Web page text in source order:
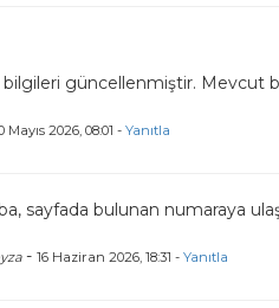
bilgileri güncellenmiştir. Mevcut
Mayıs 2026, 08:01 -Yanıtla
sayfada bulunan numaraya
-16 Haziran 2026, 18:31 -Yanıtla